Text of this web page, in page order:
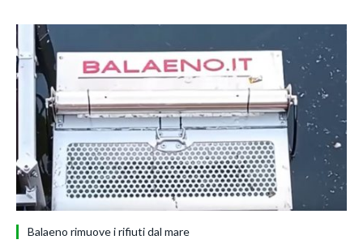
Balaeno rimuove i rifiuti dal mare